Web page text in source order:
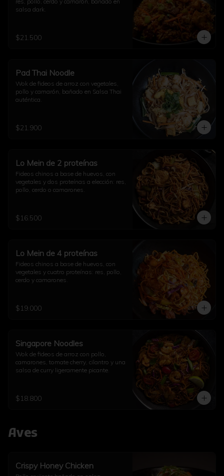
salsa dark.
$21.500
Pad Thai Noodle
Wok de fideos de arroz con vegetales,
pollo y camarón, bañado en Salsa Thai
auténtica.
$21.900
Lo Mein de 2 proteínas
Fideos chinos a base de huevos, con
vegetales y dos proteínas a elección: res,
pollo, cerdo o camarones.
$16.500
Lo Mein de 4 proteínas
Fideos chinos a base de huevos, con
vegetales y cuatro proteínas: res, pollo,
cerdo y camarones.
$19.000
Singapore Noodles
Wok de fideos de arroz con pollo,
camarones, tomate cherry, cilantro y una
salsa de curry ligeramente picante.
$18.800
Aves
Crispy Honey Chicken